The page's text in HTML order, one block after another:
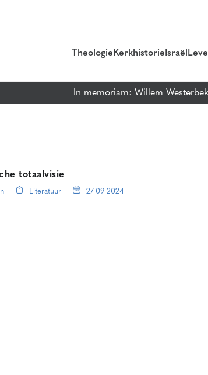
Theologie Kerkhistorie Israël
In memoriam: Willem
totaalvisie
Literatuur 27-09-2024